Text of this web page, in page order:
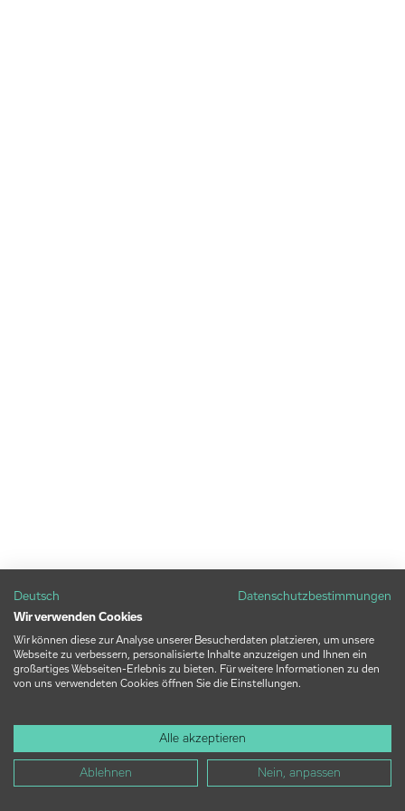
Deutsch
Datenschutzbestimmungen
Wir verwenden Cookies
Wir können diese zur Analyse unserer Besucherdaten platzieren, um unsere
Webseite zu verbessern, personalisierte Inhalte anzuzeigen und Ihnen ein
großartiges Webseiten-Erlebnis zu bieten. Für weitere Informationen zu den
von uns verwendeten Cookies öffnen Sie die Einstellungen.
Alle akzeptieren
Ablehnen Nein, anpassen